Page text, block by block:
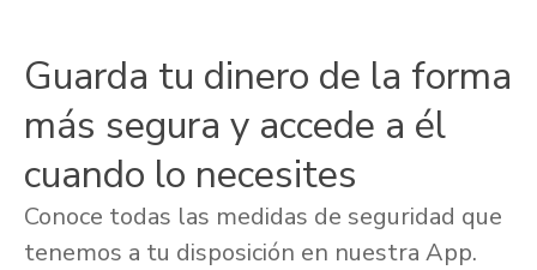
Guarda tu dinero de la forma
más segura y accede a él
cuando lo necesites
Conoce todas las medidas de seguridad que
tenemos a tu disposición en nuestra App.